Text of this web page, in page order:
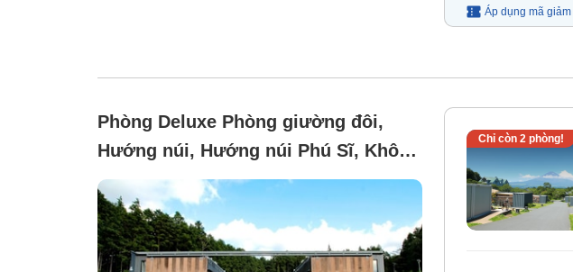
Áp dụng mã giảm
Phòng Deluxe Phòng giường đôi,
Hướng núi, Hướng núi Phú Sĩ, Không
hút thuốc (Buồng cho chó cao cấp)
Chỉ còn 2phòng!